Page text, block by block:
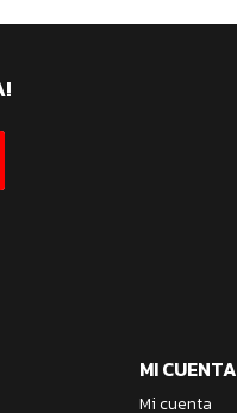
MI CUENTA
Mi cuenta